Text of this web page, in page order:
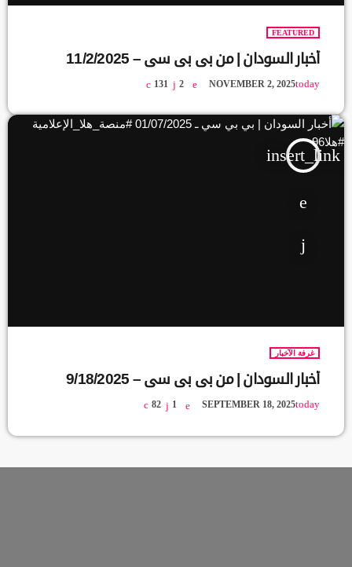
FEATURED
أخبار السودان | من بي بي سي – 11/2/2025
today
NOVEMBER 2, 2025
131 2
insert_link
غرفة الآخبار
أخبار السودان | من بي بي سي – 9/18/2025
today
SEPTEMBER 18, 2025
82 1